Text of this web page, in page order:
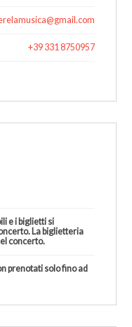
+39 331 8750957
e i biglietti si
La biglietteria
concerto.
prenotati solo fino ad